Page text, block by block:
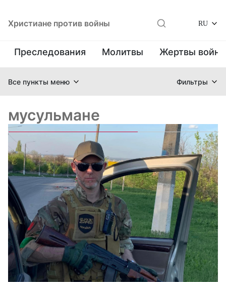
Христиане против войны RU
Преследования Молитвы Жертвы
Все пункты меню Фильтры
мусульмане